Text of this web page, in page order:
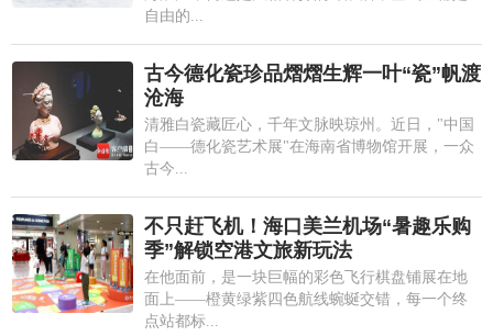
自由的...
古今德化瓷珍品熠熠生辉一叶“瓷”帆渡
沧海
清雅白瓷藏匠心，千年文脉映琼州。近日，"中国
白——德化瓷艺术展"在海南省博物馆开展，一众
古今...
不只赶飞机！海口美兰机场“暑趣乐购
季”解锁空港文旅新玩法
在他面前，是一块巨幅的彩色飞行棋盘铺展在地
面上——橙黄绿紫四色航线蜿蜒交错，每一个终
点站都标...